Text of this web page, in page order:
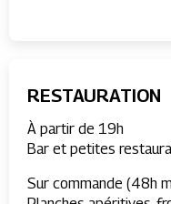
RESTAURATION
À partir de 19h
Bar et petites
Sur commande (48h